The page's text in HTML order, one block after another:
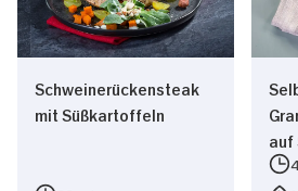
Schweinerückensteak
mit Süßkartoffeln
auf